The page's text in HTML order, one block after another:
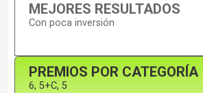
MEJORES RESULTADOS
Con poca inversión
PREMIOS POR CATEGORÍA
6, 5+C, 5